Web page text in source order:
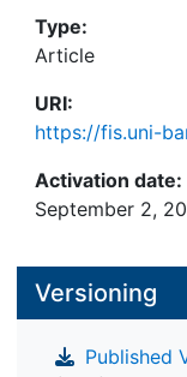
Type:
Article
URI:
https://fis.uni-
Activation date:
September 2,
Versioning
Published